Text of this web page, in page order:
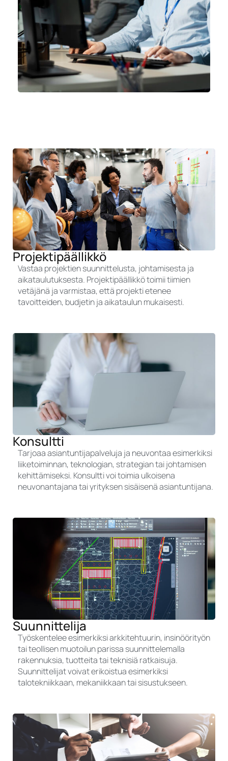
Projektipäällikkö
Vastaa projektien suunnittelusta, johtamisesta ja
aikataulutuksesta. Projektipäällikkö toimii tiimien
vetäjänä ja varmistaa, että projekti etenee
tavoitteiden, budjetin ja aikataulun mukaisesti.
Konsultti
Tarjoaa asiantuntijapalveluja ja neuvontaa esimerkiksi
liiketoiminnan, teknologian, strategian tai johtamisen
kehittämiseksi. Konsultti voi toimia ulkoisena
neuvonantajana tai yrityksen sisäisenä asiantuntijana.
Suunnittelija
Työskentelee esimerkiksi arkkitehtuurin, insinöörityön
tai teollisen muotoilun parissa suunnittelemalla
rakennuksia, tuotteita tai teknisiä ratkaisuja.
Suunnittelijat voivat erikoistua esimerkiksi
talotekniikkaan, mekaniikkaan tai sisustukseen.